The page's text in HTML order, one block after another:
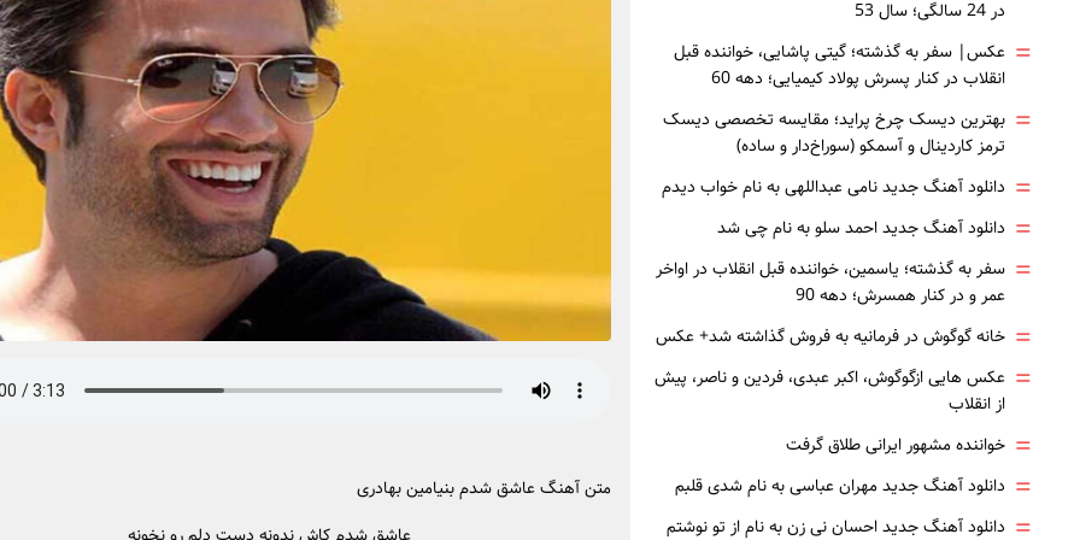
متن آهنگ عاشق شدم بنیامین بهادری
در 24 سالگی؛ سال 53
= عکس| سفر به گذشته؛ گیتی پاشایی، خواننده قبل
انقلاب در کنار پسرش پولاد کیمیایی؛ دهه 60
= بهترین دیسک چرخ پراید؛ مقایسه تخصصی دیسک
ترمز کاردینال و آسمکو (سوراخ‌دار و ساده)
= دانلود آهنگ جدید نامی عبداللهی به نام خواب دیدم
= دانلود آهنگ جدید احمد سلو به نام چی شد
= سفر به گذشته؛ یاسمین، خواننده قبل انقلاب در اواخر
عمر و در کنار همسرش؛ دهه 90
= خانه گوگوش در فرمانیه به فروش گذاشته شد+ عکس
= عکس هایی ازگوگوش، اکبر عبدی، فردین و ناصر، پیش
از انقلاب
= خواننده مشهور ایرانی طلاق گرفت
= دانلود آهنگ جدید مهران عباسی به نام شدی قلبم
= دانلود آهنگ جدید احسان نی زن به نام از تو نوشتم